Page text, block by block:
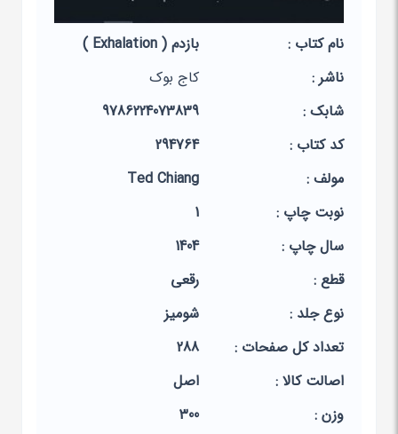
نام کتاب :
بازدم ( Exhalation )
ناشر :
کاج بوک
شابک :
9786224073839
کد کتاب :
294764
مولف :
Ted Chiang
نوبت چاپ :
1
سال چاپ :
1404
قطع :
رقعی
نوع جلد :
شومیز
تعداد کل صفحات :
288
اصالت کالا :
اصل
وزن :
300